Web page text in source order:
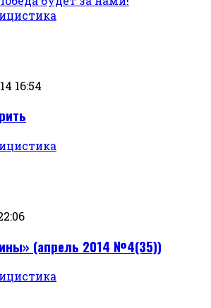
16:54
(апрель 2014 №4(35))